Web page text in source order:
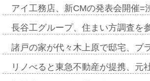
アイ工務店、新CMの発表会開催
長谷工グループ、住まい方調査
諸戸の家が代々木上原で邸宅、
リノべると東急不動産が提携、